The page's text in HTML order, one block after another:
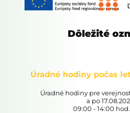
Dôležité
Úradné hodiny počas
Úradné hodiny pre verejnosť
a po
09:00 - 14:00